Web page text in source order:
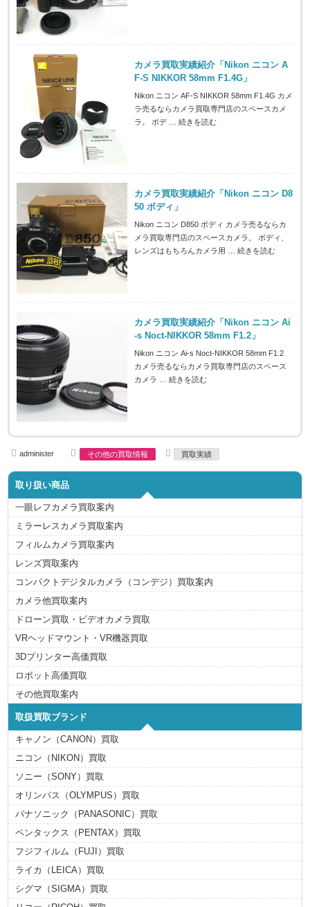
カメラ買取実績紹介「Nikon ニコン A
F-S NIKKOR 58mm F1.4G」
Nikon ニコン AF-S NIKKOR 58mm F1.4G カメ
ラ売るならカメラ買取専門店のスペースカメ
ラ。 ボデ …続きを読む
カメラ買取実績紹介「Nikon ニコン D8
50 ボディ」
Nikon ニコン D850 ボディ カメラ売るならカ
メラ買取専門店のスペースカメラ。 ボディ、
レンズはもちろんカメラ用 …続きを読む
カメラ買取実績紹介「Nikon ニコン Ai
-s Noct-NIKKOR 58mm F1.2」
Nikon ニコン Ai-s Noct-NIKKOR 58mm F1.2
カメラ売るならカメラ買取専門店のスペース
カメラ …続きを読む
A
u
o
administer
C
a
r
i
e
s
その他の買取情報
T
a
買取実績
取り扱い商品
一眼レフカメラ買取案内
ミラーレスカメラ買取案内
フィルムカメラ買取案内
レンズ買取案内
コンパクトデジタルカメラ（コンデジ）買取案内
カメラ他買取案内
ドローン買取・ビデオカメラ買取
VRヘッドマウント・VR機器買取
3Dプリンター高価買取
ロボット高価買取
その他買取案内
取扱買取ブランド
キャノン（CANON）買取
ニコン（NIKON）買取
ソニー（SONY）買取
オリンパス（OLYMPUS）買取
パナソニック（PANASONIC）買取
ペンタックス（PENTAX）買取
フジフィルム（FUJI）買取
ライカ（LEICA）買取
シグマ（SIGMA）買取